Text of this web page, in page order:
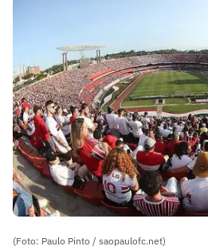
(Foto: Paulo Pinto / saopaulofc.net)